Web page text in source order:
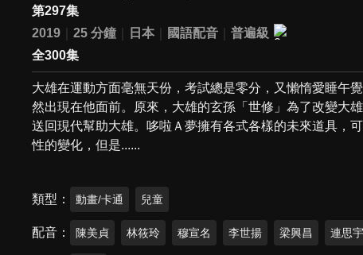
第297集
2019
25 分鐘 日本 國語配音
普遍級
全300集
大雄在運動方面毫無天份，考試總是零分，又懶惰愛睡午
然出現在他面前。原來，大雄的玄孫「世修」為了改變大
送回現代幫助大雄。哆啦Ａ夢擁有各式各樣的未來道具，
性的變化，但是......
類型 動畫/卡通 兒童
配音 陳美貞 林筱玲 穆宣名 李世揚 梁興昌 連思宇